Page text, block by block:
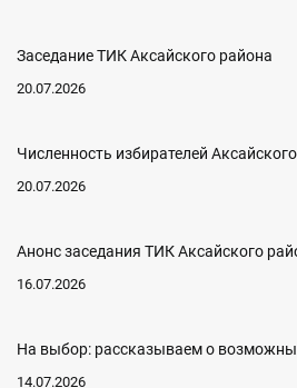
Заседание ТИК Аксайского района
20.07.2026
Численность избирателей
20.07.2026
Анонс заседания ТИК Аксайского
16.07.2026
На выбор: рассказываем о
14.07.2026